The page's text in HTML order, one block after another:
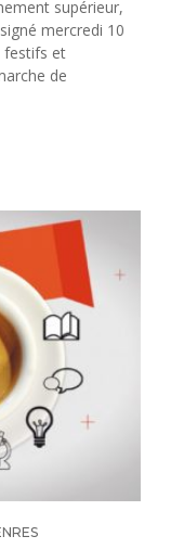
supérieur,
mercredi 10
festifs et
de